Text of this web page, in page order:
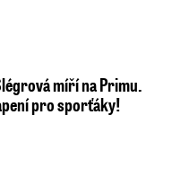
míří na Primu.
pro sporťáky!